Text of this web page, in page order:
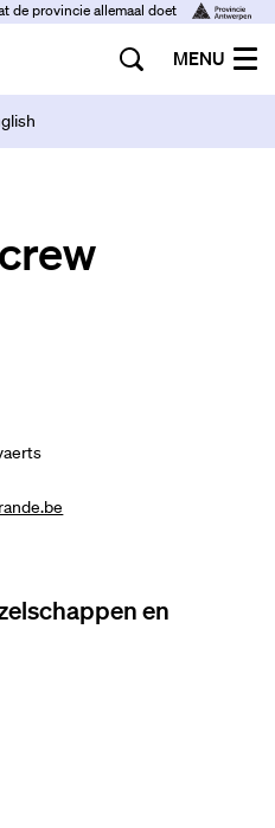
de provincie allemaal doet
MENU
en